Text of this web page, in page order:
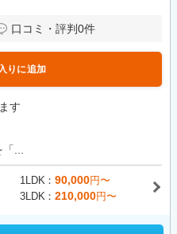
口コミ・評判0件
りに追加
す
「...
1LDK 90,000円〜
3LDK 210,000円〜